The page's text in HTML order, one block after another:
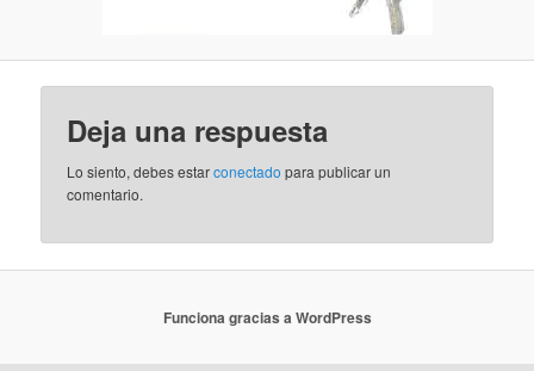
Deja una respuesta
Lo siento, debes estarconectado para publicar un
comentario.
Funciona gracias a WordPress